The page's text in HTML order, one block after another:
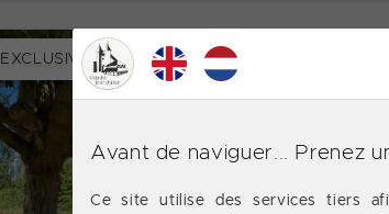
EXCLUSIVITÉ
À
Avant de naviguer... Prenez
Ce site utilise des services tiers